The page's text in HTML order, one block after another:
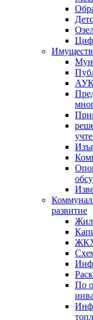
развитие
По